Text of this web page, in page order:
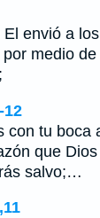
envió a
medio
12
con tu boca
que
salvo;…